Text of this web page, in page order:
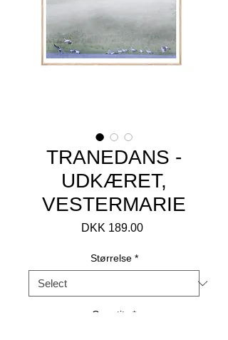
TRANEDANS -
UDKÆRET,
VESTERMARIE
DKK 189.00Price
Størrelse *
Quantity *